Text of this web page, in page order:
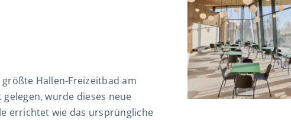
Hallen-Freizeitbad am
wurde dieses neue
errichtet wie das ursprüngliche